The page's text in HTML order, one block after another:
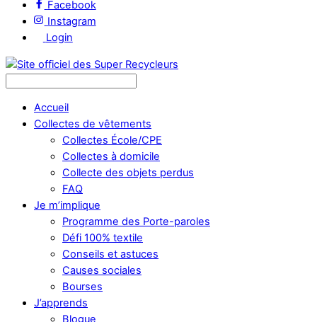
Facebook
Instagram
Login
Accueil
Collectes de vêtements
Collectes École/CPE
Collectes à domicile
Collecte des objets perdus
FAQ
Je m’implique
Programme des Porte-paroles
Défi 100% textile
Conseils et astuces
Causes sociales
Bourses
J’apprends
Blogue